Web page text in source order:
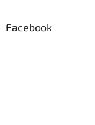
Facebook